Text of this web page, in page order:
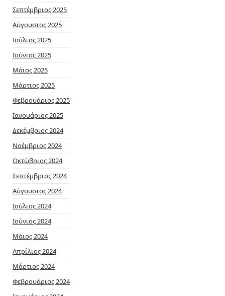
Σεπτέμβριος 2025
Αύγουστος 2025
Ιούλιος 2025
Ιούνιος 2025
Μάιος 2025
Μάρτιος 2025
Φεβρουάριος 2025
Ιανουάριος 2025
Δεκέμβριος 2024
Νοέμβριος 2024
Οκτώβριος 2024
Σεπτέμβριος 2024
Αύγουστος 2024
Ιούλιος 2024
Ιούνιος 2024
Μάιος 2024
Απρίλιος 2024
Μάρτιος 2024
Φεβρουάριος 2024